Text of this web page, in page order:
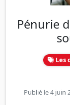
Pénurie
Les
Publié le 4 juin